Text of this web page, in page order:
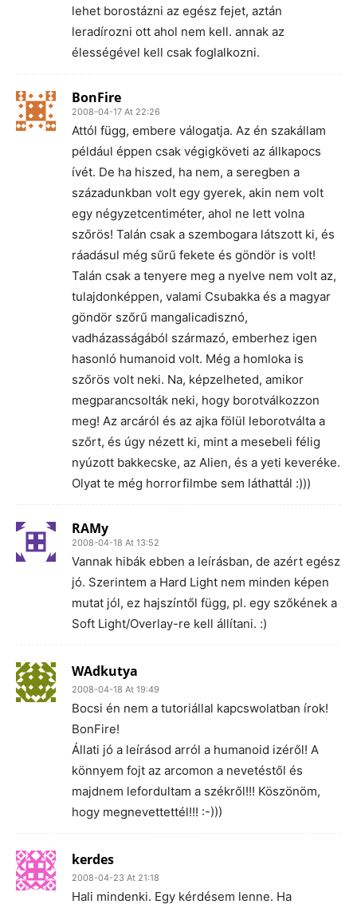
lehet borostázni az egész fejet, aztán
leradírozni ott ahol nem kell. annak az
élességével kell csak foglalkozni.
BonFire
2008-04-17 At 22:26
Attól függ, embere válogatja. Az én szakállam
például éppen csak végigköveti az állkapocs
ívét. De ha hiszed, ha nem, a seregben a
századunkban volt egy gyerek, akin nem volt
egy négyzetcentiméter, ahol ne lett volna
szőrös! Talán csak a szembogara látszott ki, és
ráadásul még sűrű fekete és göndör is volt!
Talán csak a tenyere meg a nyelve nem volt az,
tulajdonképpen, valami Csubakka és a magyar
göndör szőrű mangalicadisznó,
vadházasságából származó, emberhez igen
hasonló humanoid volt. Még a homloka is
szőrös volt neki. Na, képzelheted, amikor
megparancsolták neki, hogy borotválkozzon
meg! Az arcáról és az ajka fölül leborotválta a
szőrt, és úgy nézett ki, mint a mesebeli félig
nyúzott bakkecske, az Alien, és a yeti keveréke.
Olyat te még horrorfilmbe sem láthattál :)))
RAMy
2008-04-18 At 13:52
Vannak hibák ebben a leírásban, de azért egész
jó. Szerintem a Hard Light nem minden képen
mutat jól, ez hajszíntől függ, pl. egy szőkének a
Soft Light/Overlay-re kell állítani. :)
WAdkutya
2008-04-18 At 19:49
Bocsi én nem a tutoriállal kapcswolatban írok!
BonFire!
Állati jó a leírásod arról a humanoid izéről! A
könnyem fojt az arcomon a nevetéstől és
majdnem lefordultam a székről!!! Köszönöm,
hogy megnevettettél!!! :-)))
kerdes
2008-04-23 At 21:18
Hali mindenki. Egy kérdésem lenne. Ha